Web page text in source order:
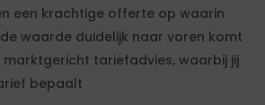
een krachtige offerte op waarin
waarde duidelijk naar voren komt
marktgericht tariefadvies, waarbij jij
bepaalt